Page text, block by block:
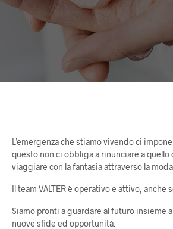
L’emergenza che stiamo vivendo ci
questo non ci obbliga a rinunciare a quello
viaggiare con la fantasia attraverso la moda.
Il team VALTER è operativo e attivo, anche
Siamo pronti a guardare al futuro insieme
nuove sfide ed opportunità.